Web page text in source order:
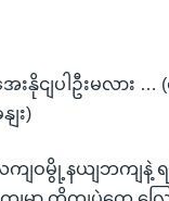
ေးနိုငျပါဦးမလား
ျး)
ကျဝမွို့နယျဘကျနဲ့ ရ